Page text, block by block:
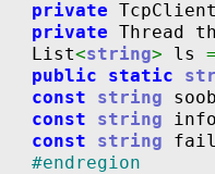
private
private Thread
<string> ls
public
static
const
string
const
string
const
string
#endregion